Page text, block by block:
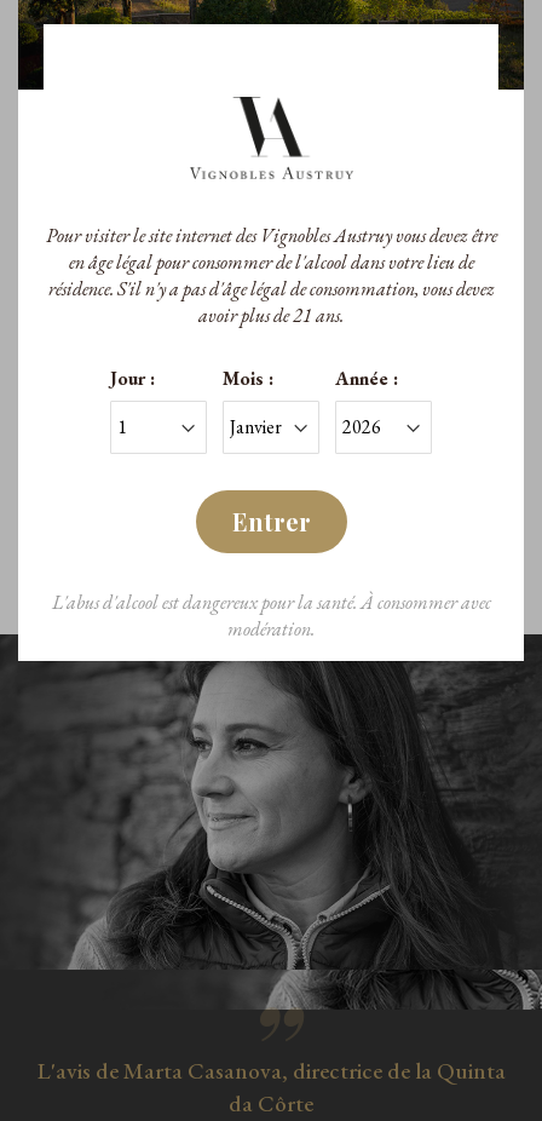
Pour visiter le site internet des Vignobles Austruy vous devez être
en âge légal pour consommer de l'alcool dans votre lieu de
résidence. S'il n'y a pas d'âge légal de consommation, vous devez
avoir plus de 21 ans.
Jour : Mois : Année :
Entrer
L'abus d'alcool est dangereux pour la santé. À consommer avec
modération.
Da Côrte cultive sa singularité. Fondée sur le respect de son très beau terroir et
des gestes ancestraux revisités par les connaissances les plus actuelles, elle
produit des vins d’une plénitude remarquable. Leur style authentique souligne
L'avis de Marta Casanova, directrice de la Quinta
da Côrte